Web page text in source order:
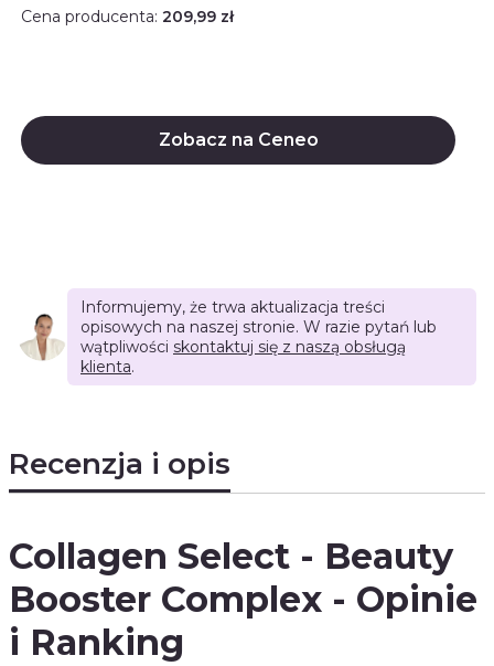
Cena producenta: 209,99 zł
Zobacz na Ceneo
Informujemy, że trwa aktualizacja treści
opisowych na naszej stronie. W razie pytań lub
wątpliwości skontaktuj się z naszą obsługą
klienta.
Recenzja i opis
Collagen Select - Beauty
Booster Complex - Opinie
i Ranking